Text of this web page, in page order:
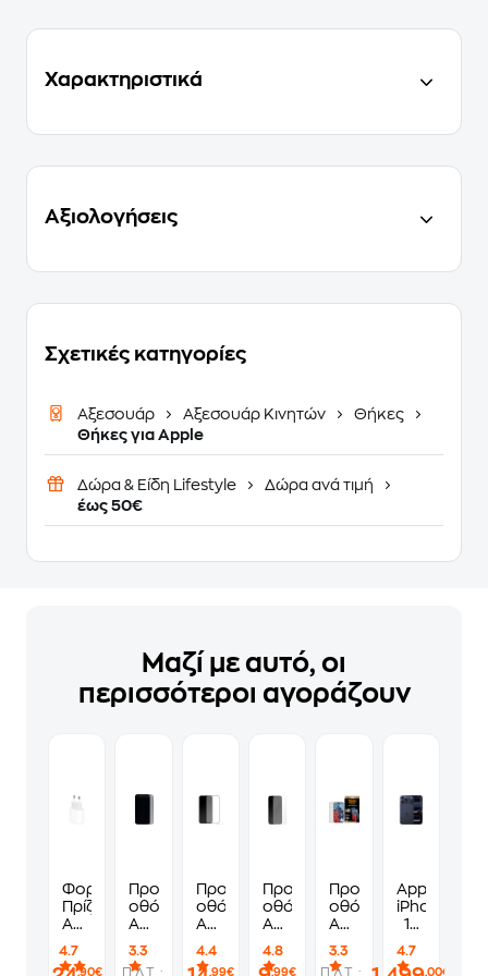
Χαρακτηριστικά
Αξιολογήσεις
Σχετικές κατηγορίες
Αξεσουάρ Αξεσουάρ Κινητών
Θήκες
Θήκες για Apple
Δώρα & Είδη Lifestyle
Δώρα ανά τιμή
έως 50€
Μαζί με αυτό, οι
περισσότεροι αγοράζουν
Φορτιστής
Πρίζας
Apple
C
4.7
,90€
Προστατευτικό
οθόνης
Apple
16
3.3
Π.Λ.Τ. :
Προστατευτικό
οθόνης
Apple
16
4.4
,99€
Προστατευτικό
οθόνης
Apple
16
4.8
,99€
Προστατευτικό
οθόνης
Apple
17
3.3
Π.Λ.Τ. :
Apple
iPhone
17
Max
4.7
,00€